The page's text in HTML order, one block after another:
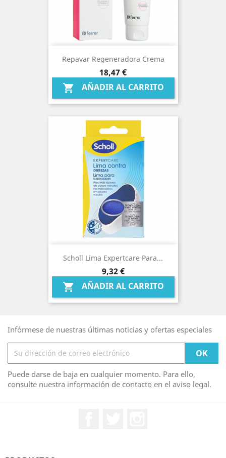
Repavar Regeneradora Crema
Precio
18,47 €
 AÑADIR AL CARRITO
Scholl Lima Expertcare Para...
Precio
9,32 €
 AÑADIR AL CARRITO
Infórmese de nuestras últimas noticias y ofertas especiales
Puede darse de baja en cualquier momento. Para ello,
consulte nuestra información de contacto en el aviso legal.